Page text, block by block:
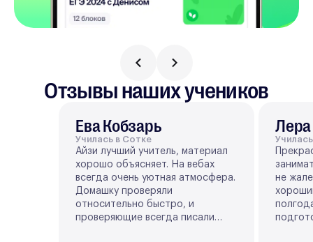
Отзывы наших учеников
Ева Кобзарь
Училась в Сотке
Айзи лучший учитель, материал
хорошо объясняет. На вебах
всегда очень уютная атмосфера.
Домашку проверяли
относительно быстро, и
проверяющие всегда писали
не